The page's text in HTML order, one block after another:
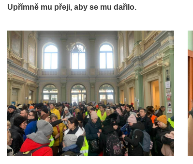
Upřímně mu přeji, aby se mu dařilo.